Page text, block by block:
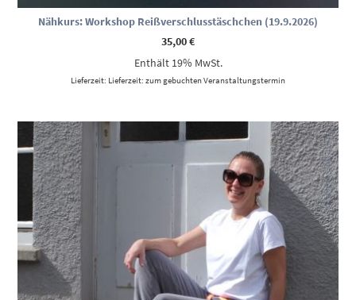
Nähkurs: Workshop Reißverschlusstäschchen (19.9.2026)
35,00€
Enthält 19% MwSt.
Lieferzeit: Lieferzeit: zum gebuchten Veranstaltungstermin